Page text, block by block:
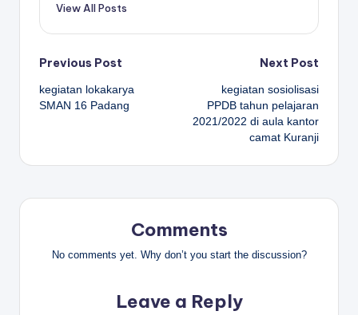
View All Posts
Post
navigation
Previous Post
kegiatan lokakarya
SMAN 16 Padang
Next Post
kegiatan sosiolisasi
PPDB tahun pelajaran
2021/2022 di aula kantor
camat Kuranji
Comments
No comments yet. Why don’t you start the discussion?
Leave a Reply